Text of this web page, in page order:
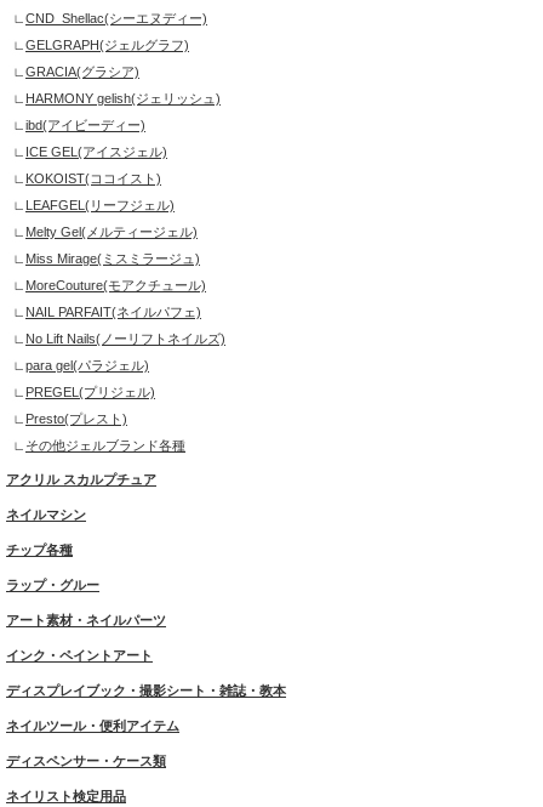
CND_Shellac(シーエヌディー)
GELGRAPH(ジェルグラフ)
GRACIA(グラシア)
HARMONY gelish(ジェリッシュ)
ibd(アイビーディー)
ICE GEL(アイスジェル)
KOKOIST(ココイスト)
LEAFGEL(リーフジェル)
Melty Gel(メルティージェル)
Miss Mirage(ミスミラージュ)
MoreCouture(モアクチュール)
NAIL PARFAIT(ネイルパフェ)
No Lift Nails(ノーリフトネイルズ)
para gel(パラジェル)
PREGEL(プリジェル)
Presto(プレスト)
その他ジェルブランド各種
アクリル スカルプチュア
ネイルマシン
チップ各種
ラップ・グルー
アート素材・ネイルパーツ
インク・ペイントアート
ディスプレイブック・撮影シート・雑誌・教本
ネイルツール・便利アイテム
ディスペンサー・ケース類
ネイリスト検定用品